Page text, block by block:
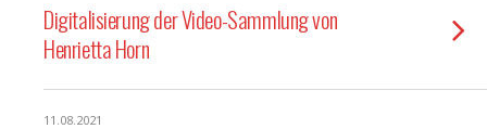
Digitalisierung der Video-Sammlung von
Henrietta Horn
11.08.2021